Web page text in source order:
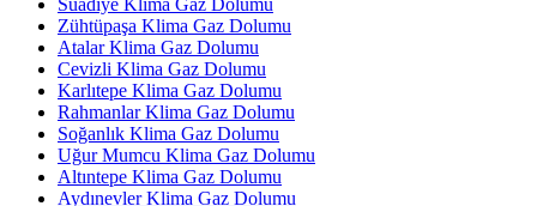
Suadiye Klima Gaz Dolumu
Zühtüpaşa Klima Gaz Dolumu
Atalar Klima Gaz Dolumu
Cevizli Klima Gaz Dolumu
Karlıtepe Klima Gaz Dolumu
Rahmanlar Klima Gaz Dolumu
Soğanlık Klima Gaz Dolumu
Uğur Mumcu Klima Gaz Dolumu
Altıntepe Klima Gaz Dolumu
Aydınevler Klima Gaz Dolumu